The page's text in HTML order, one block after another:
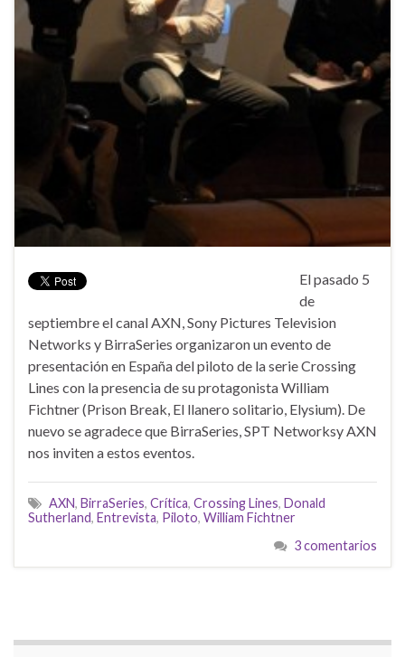
El pasado 5
de
septiembre el canal AXN, Sony Pictures Television
Networks y BirraSeries organizaron un evento de
presentación en España del piloto de la serie Crossing
Lines con la presencia de su protagonista William
Fichtner (Prison Break, El llanero solitario, Elysium). De
nuevo se agradece que BirraSeries, SPT Networksy AXN
nos inviten a estos eventos.
AXN, BirraSeries, Crítica, Crossing Lines, Donald
Sutherland, Entrevista, Piloto, William Fichtner
3 comentarios